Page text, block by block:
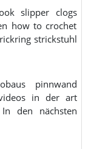
slipper clogs
how to crochet
strickstuhl
pinnwand
in der art
den nächsten